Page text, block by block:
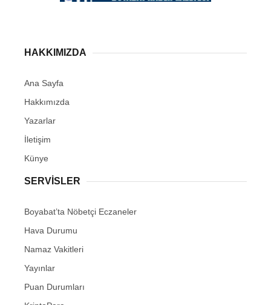
HAKKIMIZDA
Ana Sayfa
Hakkımızda
Yazarlar
İletişim
Künye
SERVISLER
Boyabat’ta Nöbetçi Eczaneler
Hava Durumu
Namaz Vakitleri
Yayınlar
Puan Durumları